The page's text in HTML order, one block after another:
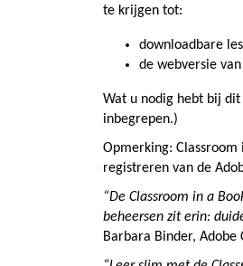
te krijgen tot:
downloadbare
de webversie
Wat u nodig hebt bij dit
inbegrepen.)
Opmerking:
registreren van de
“De Classroom in a
beheersen zit erin:
Barbara Binder,